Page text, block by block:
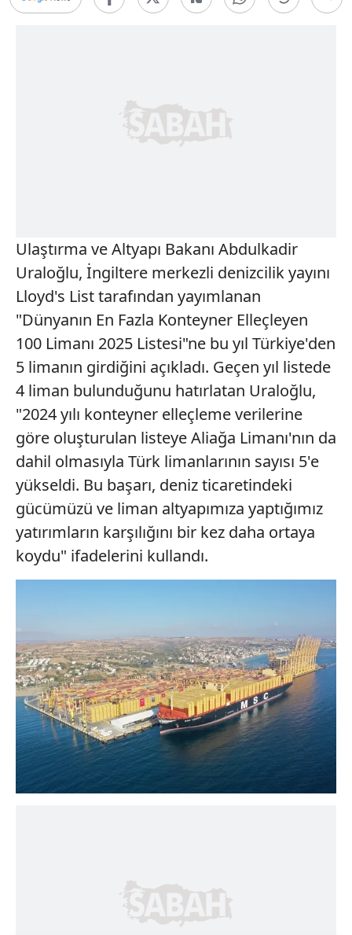
Ulaştırma ve Altyapı Bakanı Abdulkadir
Uraloğlu, İngiltere merkezli denizcilik yayını
Lloyd's List tarafından yayımlanan
"Dünyanın En Fazla Konteyner Elleçleyen
100 Limanı 2025 Listesi"ne bu yıl Türkiye'den
5 limanın girdiğini açıkladı. Geçen yıl listede
4 liman bulunduğunu hatırlatan Uraloğlu,
"2024 yılı konteyner elleçleme verilerine
göre oluşturulan listeye Aliağa Limanı'nın da
dahil olmasıyla Türk limanlarının sayısı 5'e
yükseldi. Bu başarı, deniz ticaretindeki
gücümüzü ve liman altyapımıza yaptığımız
yatırımların karşılığını bir kez daha ortaya
koydu" ifadelerini kullandı.